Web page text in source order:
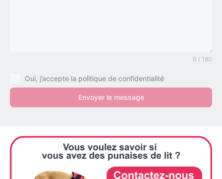
0 / 180
Oui, j’accepte la politique de confidentialité
Envoyer le message